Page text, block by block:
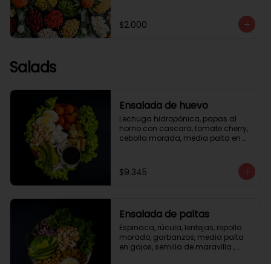
$2.000
Salads
Ensalada de huevo
Lechuga hidropónica, papas al
horno con cascara, tomate cherry,
cebolla morada, media palta en
balsámica.
$9.345
Ensalada de paltas
Espinaca, rúcula, lentejas, repollo
morado, garbanzos, media palta
en gajos, semilla de maravilla ,